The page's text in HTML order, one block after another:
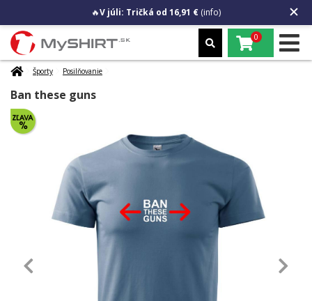
🔥V júli: Tričká od 16,91 € (info)
0
Športy Posilňovanie
Ban these guns